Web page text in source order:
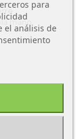
mano.
para
el análisis de